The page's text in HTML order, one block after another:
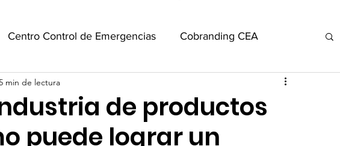
Centro Control de Emergencias Cobranding CEA
Community Meets
CEA Power Talks Reconocimientos
de productos
puede lograr un
min de lectura